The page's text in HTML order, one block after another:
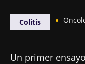
Colitis
Un primer